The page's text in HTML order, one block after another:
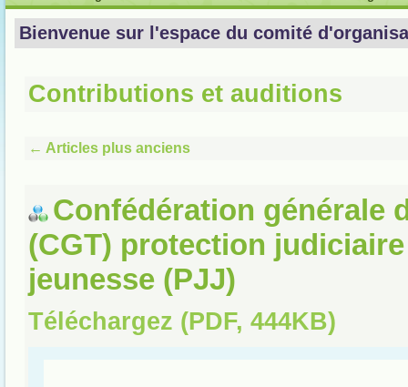
Bienvenue sur l'espace du comité
Contributions et auditions
← Articles plus anciens
Confédération générale
(CGT) protection
jeunesse (PJJ)
Téléchargez (PDF, 444KB)